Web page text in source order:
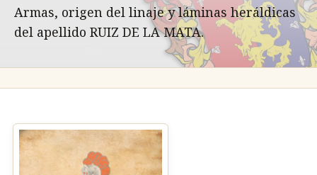
Armas, origen del linaje y láminas heráldicas
del apellido RUIZ DE LA MATA.